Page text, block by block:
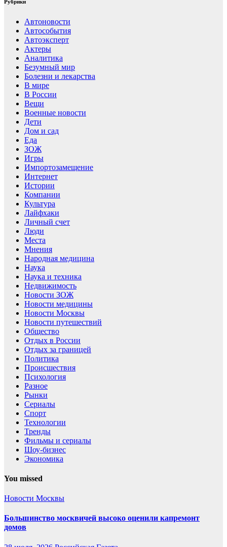
Рубрики
Автоновости
Автособытия
Автоэксперт
Актеры
Аналитика
Безумный мир
Болезни и лекарства
В мире
В России
Вещи
Военные новости
Дети
Дом и сад
Еда
ЗОЖ
Игры
Импортозамещение
Интернет
Истории
Компании
Культура
Лайфхаки
Личный счет
Люди
Места
Мнения
Народная медицина
Наука
Наука и техника
Недвижимость
Новости ЗОЖ
Новости медицины
Новости Москвы
Новости путешествий
Общество
Отдых в России
Отдых за границей
Политика
Происшествия
Психология
Разное
Рынки
Сериалы
Спорт
Технологии
Тренды
Фильмы и сериалы
Шоу-бизнес
Экономика
You missed
Новости Москвы
Большинство москвичей высоко оценили капремонт
домов